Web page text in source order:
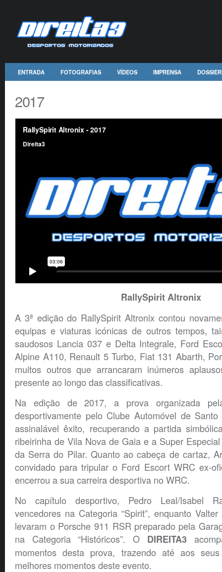
ENTRADA FOTOGRAFIAS VÍDEOS IMPRENSA
2017
RallySpirit Altronix
A 3ª edição do RallySpirit Altronix contou
equipas e viaturas icónicas de outros tempos,
saudosos Lancia 037 e Delta Integrale, Ford
Alpine A110, Renault 5 Turbo, Fiat 131 Abarth,
muitos outros que arrancaram inúmeros
presente ao longo das classificativas.
Na edição de 2017, a prova organizada
desportivamente pelo Clube Automóvel de
assinalável êxito, recuperando a partida
ribeirinha de Vila Nova de Gaia e a Super
da Serra do Pilar. Quanto ao cabeça de cartaz,
convidado para tripular o Ford Escort WRC ex-
encerrou a sua carreira desportiva no WRC.
No capítulo desportivo, Pedro Leal/Isabel
vencedores na Categoria “Spirit”, enquanto
levaram o Porsche 911 RSR preparado pela
na Categoria “Históricos”. O DIREITA3
momentos desta prova, trazendo até aos
melhores momentos deste evento.